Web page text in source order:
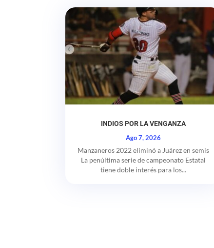
INDIOS POR LA VENGANZA
Ago 7, 2026
Manzaneros 2022 eliminó a Juárez en semis
La penúltima serie de campeonato Estatal
tiene doble interés para los...